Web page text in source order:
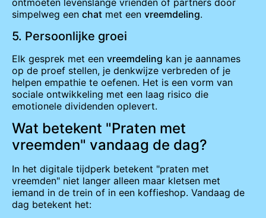
ontmoeten levenslange vrienden of partners door
simpelweg een chat met een vreemdeling.
5. Persoonlijke groei
Elk gesprek met een vreemdeling kan je aannames
op de proef stellen, je denkwijze verbreden of je
helpen empathie te oefenen. Het is een vorm van
sociale ontwikkeling met een laag risico die
emotionele dividenden oplevert.
Wat betekent "Praten met
vreemden" vandaag de dag?
In het digitale tijdperk betekent "praten met
vreemden" niet langer alleen maar kletsen met
iemand in de trein of in een koffieshop. Vandaag de
dag betekent het: